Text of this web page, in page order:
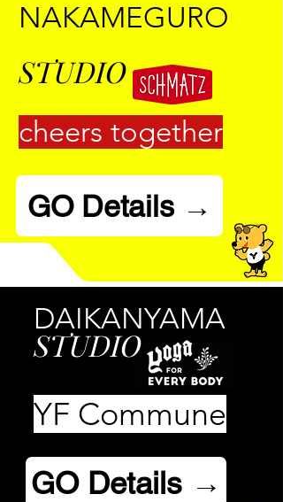
NAKAMEGURO
STUDIO
cheers together
GO Details →
DAIKANYAMA
STUDIO
YF Commune
GO Details →